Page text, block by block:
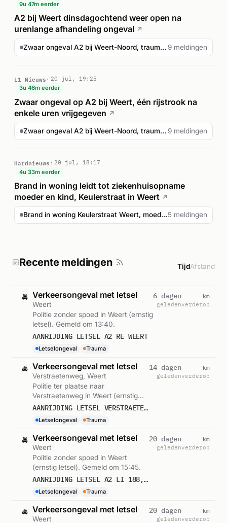
9u 47m eerder
A2 bij Weert dinsdagochtend weer open na
urenlange afhandeling ongeval ↗
Zwaar ongeval A2 bij Weert-Noord, traumahelikopter ingezet 9 meldingen
L1 Nieuws
20 jul, 19:25
3u 46m eerder
Zwaar ongeval op A2 bij Weert, één rijstrook na
enkele uren vrijgegeven ↗
Zwaar ongeval A2 bij Weert-Noord, traumahelikopter ingezet 9 meldingen
Hardnieuws
20 jul, 18:17
4u 33m eerder
Brand in woning leidt tot ziekenhuisopname
moeder en kind, Keulerstraat in Weert ↗
Brand in woning Keulerstraat Weert, moeder en kind naar z...5 meldingen
Recente meldingen TijdAfstand
🚔 Verkeersongeval met letsel
Weert
Politie zonder spoed in Weert (ernstig
letsel). Gemeld om 13:40.
AANRIJDING LETSEL A2 RE WEERT
Letselongeval Trauma
6 dagen
geleden
km
verderop
🚔 Verkeersongeval met letsel
Verstraetenweg, Weert
Politie ter plaatse naar
Verstraetenweg in Weert (ernstig
letsel). Gemeld om 12:50.
AANRIJDING LETSEL VERSTRAETENWEG WEERT
Letselongeval Trauma
14 dagen
geleden
km
verderop
🚔 Verkeersongeval met letsel
Weert
Politie zonder spoed in Weert
(ernstig letsel). Gemeld om 15:45.
AANRIJDING LETSEL A2 LI 188,5 WEERT
Letselongeval Trauma
20 dagen
geleden
km
verderop
🚔 Verkeersongeval met letsel
Weert
20 dagen
geleden
km
verderop